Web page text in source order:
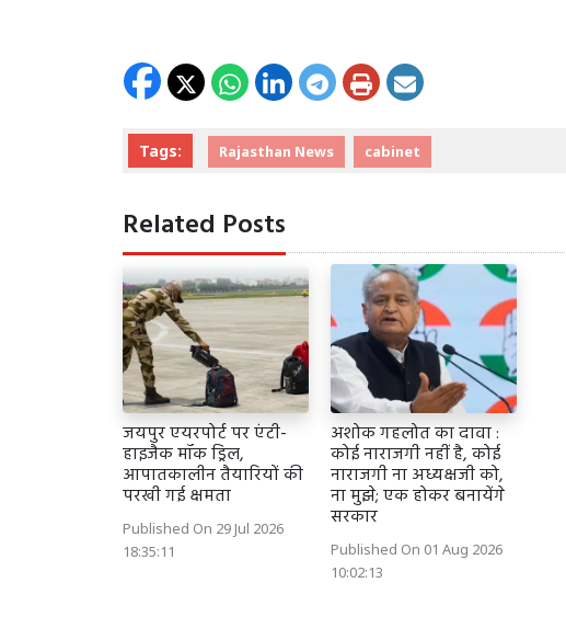
Tags: Rajasthan News cabinet
Related Posts
जयपुर एयरपोर्ट पर एंटी-
हाइजैक मॉक ड्रिल,
आपातकालीन तैयारियों की
परखी गई क्षमता
Published On 29 Jul 2026
18:35:11
अशोक गहलोत का दावा :
कोई नाराजगी नहीं है, कोई
नाराजगी ना अध्यक्षजी को,
ना मुझे; एक होकर बनायेंगे
सरकार
Published On 01 Aug 2026
10:02:13